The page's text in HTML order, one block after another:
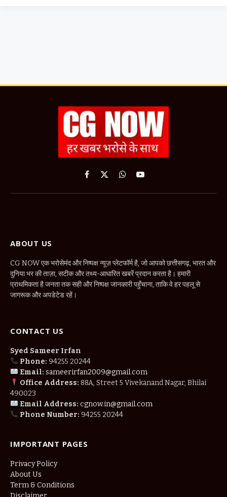
Facebook
X
WhatsApp
YouTube
ABOUT US
CG NOW एक भरोसेमंद और निष्पक्ष न्यूज़ प्लेटफॉर्म है, जो आपको छत्तीसगढ़, भारत और
दुनिया भर की ताज़ा, सटीक और तथ्य-आधारित खबरें प्रदान करता है। हमारी
प्राथमिकता है जनता तक सही और निष्पक्ष जानकारी पहुँचाना, ताकि वे हर पहलू से
जागरूक और अपडेटेड रहें।
CONTACT US
Syed Sameer Irfan
Phone: 94255 20244
Email: sameerirfan2009@gmail.com
Office Address: 88A, Street 5 Vivekanand Nagar, Bhilai
490023
Email Address: cgnow.in@gmail.com
Phone Number: 94255 20244
IMPORTANT PAGES
Privacy Policy
About Us
Term & Conditions